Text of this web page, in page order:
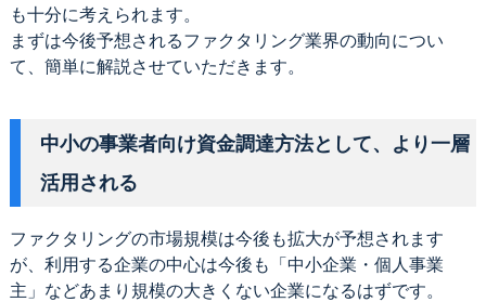
も十分に考えられます。
まずは今後予想されるファクタリング業界の動向につい
て、簡単に解説させていただきます。
中小の事業者向け資金調達方法として、より一層
活用される
ファクタリングの市場規模は今後も拡大が予想されます
が、利用する企業の中心は今後も「中小企業・個人事業
主」などあまり規模の大きくない企業になるはずです。